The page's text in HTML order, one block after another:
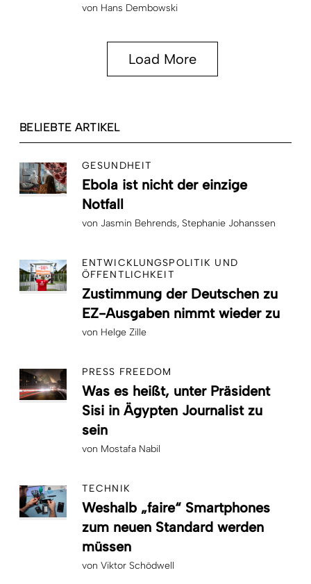
von Hans Dembowski
Load More
BELIEBTE ARTIKEL
GESUNDHEIT
Ebola ist nicht der einzige
Notfall
von Jasmin Behrends Stephanie Johanssen
ENTWICKLUNGSPOLITIK UND
ÖFFENTLICHKEIT
Zustimmung der Deutschen zu
EZ-Ausgaben nimmt wieder zu
von Helge Zille
PRESS FREEDOM
Was es heißt, unter Präsident
Sisi in Ägypten Journalist zu
sein
von Mostafa Nabil
TECHNIK
Weshalb „faire“ Smartphones
zum neuen Standard werden
müssen
von Viktor Schödwell